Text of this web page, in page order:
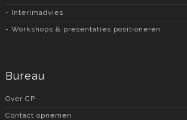
- Interimadvies
- Workshops & presentaties positioneren
Bureau
Over CP
Contact opnemen